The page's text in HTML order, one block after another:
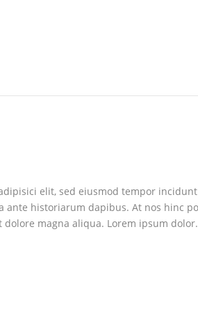
elit, sed eiusmod tempor
historiarum dapibus. At nos hinc
magna aliqua. Lorem ipsum dolor.